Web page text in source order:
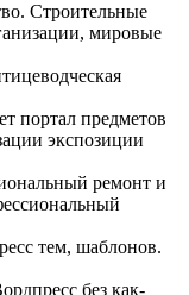
Cтроительные
мировые
портал предметов
экспозиции
ремонт и
тем, шаблонов.
без как-